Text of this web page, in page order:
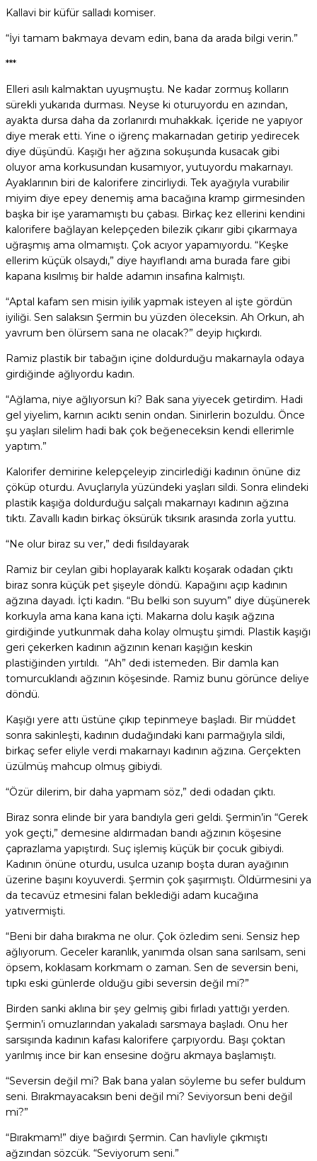
Kallavi bir küfür salladı komiser.
“İyi tamam bakmaya devam edin, bana da arada bilgi verin.”
***
Elleri asılı kalmaktan uyuşmuştu. Ne kadar zormuş kolların
sürekli yukarıda durması. Neyse ki oturuyordu en azından,
ayakta dursa daha da zorlanırdı muhakkak. İçeride ne yapıyor
diye merak etti. Yine o iğrenç makarnadan getirip yedirecek
diye düşündü. Kaşığı her ağzına sokuşunda kusacak gibi
oluyor ama korkusundan kusamıyor, yutuyordu makarnayı.
Ayaklarının biri de kalorifere zincirliydi. Tek ayağıyla vurabilir
miyim diye epey denemiş ama bacağına kramp girmesinden
başka bir işe yaramamıştı bu çabası. Birkaç kez ellerini kendini
kalorifere bağlayan kelepçeden bilezik çıkarır gibi çıkarmaya
uğraşmış ama olmamıştı. Çok acıyor yapamıyordu. “Keşke
ellerim küçük olsaydı,” diye hayıflandı ama burada fare gibi
kapana kısılmış bir halde adamın insafına kalmıştı.
“Aptal kafam sen misin iyilik yapmak isteyen al işte gördün
iyiliği. Sen salaksın Şermin bu yüzden öleceksin. Ah Orkun, ah
yavrum ben ölürsem sana ne olacak?” deyip hıçkırdı.
Ramiz plastik bir tabağın içine doldurduğu makarnayla odaya
girdiğinde ağlıyordu kadın.
“Ağlama, niye ağlıyorsun ki? Bak sana yiyecek getirdim. Hadi
gel yiyelim, karnın acıktı senin ondan. Sinirlerin bozuldu. Önce
şu yaşları silelim hadi bak çok beğeneceksin kendi ellerimle
yaptım.”
Kalorifer demirine kelepçeleyip zincirlediği kadının önüne diz
çöküp oturdu. Avuçlarıyla yüzündeki yaşları sildi. Sonra elindeki
plastik kaşığa doldurduğu salçalı makarnayı kadının ağzına
tıktı. Zavallı kadın birkaç öksürük tıksırık arasında zorla yuttu.
“Ne olur biraz su ver,” dedi fısıldayarak
Ramiz bir ceylan gibi hoplayarak kalktı koşarak odadan çıktı
biraz sonra küçük pet şişeyle döndü. Kapağını açıp kadının
ağzına dayadı. İçti kadın. “Bu belki son suyum” diye düşünerek
korkuyla ama kana kana içti. Makarna dolu kaşık ağzına
girdiğinde yutkunmak daha kolay olmuştu şimdi. Plastik kaşığı
geri çekerken kadının ağzının kenarı kaşığın keskin
plastiğinden yırtıldı. “Ah” dedi istemeden. Bir damla kan
tomurcuklandı ağzının köşesinde. Ramiz bunu görünce deliye
döndü.
Kaşığı yere attı üstüne çıkıp tepinmeye başladı. Bir müddet
sonra sakinleşti, kadının dudağındaki kanı parmağıyla sildi,
birkaç sefer eliyle verdi makarnayı kadının ağzına. Gerçekten
üzülmüş mahcup olmuş gibiydi.
“Özür dilerim, bir daha yapmam söz,” dedi odadan çıktı.
Biraz sonra elinde bir yara bandıyla geri geldi. Şermin’in “Gerek
yok geçti,” demesine aldırmadan bandı ağzının köşesine
çaprazlama yapıştırdı. Suç işlemiş küçük bir çocuk gibiydi.
Kadının önüne oturdu, usulca uzanıp boşta duran ayağının
üzerine başını koyuverdi. Şermin çok şaşırmıştı. Öldürmesini ya
da tecavüz etmesini falan beklediği adam kucağına
yatıvermişti.
“Beni bir daha bırakma ne olur. Çok özledim seni. Sensiz hep
ağlıyorum. Geceler karanlık, yanımda olsan sana sarılsam, seni
öpsem, koklasam korkmam o zaman. Sen de seversin beni,
tıpkı eski günlerde olduğu gibi seversin değil mi?”
Birden sanki aklına bir şey gelmiş gibi fırladı yattığı yerden.
Şermin’i omuzlarından yakaladı sarsmaya başladı. Onu her
sarsışında kadının kafası kalorifere çarpıyordu. Başı çoktan
yarılmış ince bir kan ensesine doğru akmaya başlamıştı.
“Seversin değil mi? Bak bana yalan söyleme bu sefer buldum
seni. Bırakmayacaksın beni değil mi? Seviyorsun beni değil
mi?”
“Bırakmam!” diye bağırdı Şermin. Can havliyle çıkmıştı
ağzından sözcük. “Seviyorum seni.”